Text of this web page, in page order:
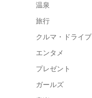
温泉
旅行
クルマ・ドライブ
エンタメ
プレゼント
ガールズ